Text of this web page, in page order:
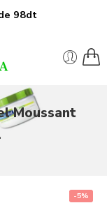
98dt
Moussant
-5%